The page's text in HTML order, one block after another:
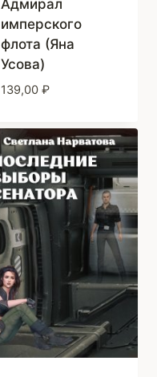
Адмирал
имперского
флота (Яна
Усова)
139,00 ₽